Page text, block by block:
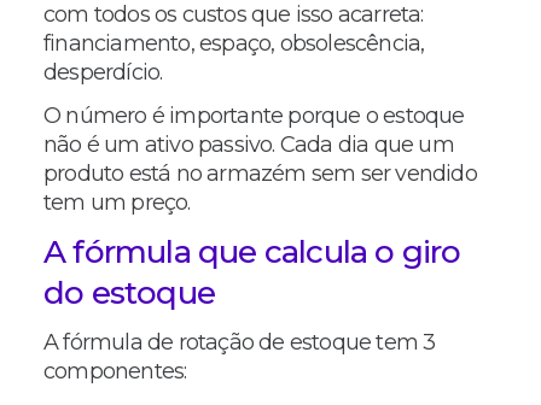
com todos os custos que isso acarreta:
financiamento, espaço, obsolescência,
desperdício.
O número é importante porque o estoque
não é um ativo passivo. Cada dia que um
produto está no armazém sem ser vendido
tem um preço.
A fórmula que calcula o giro
do estoque
A fórmula de rotação de estoque tem 3
componentes: